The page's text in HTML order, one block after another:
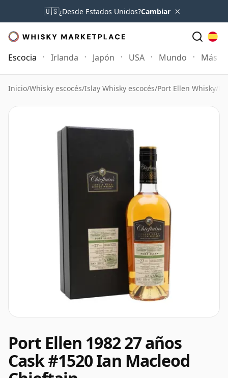
🇺🇸¿Desde Estados Unidos?Cambiar ×
Escocia Irlanda Japón USA Mundo Más
Inicio/Whisky escocés/Islay Whisky escocés/Port Ellen Whisky/
Port Ellen 1982 27 años
Cask #1520 Ian Macleod